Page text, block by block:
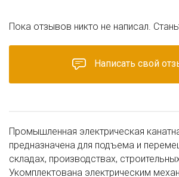
Написать свой
Пока отзывов никто не написал.
Промышленная электрическая
предназначена для подъема и
складах, производствах,
Укомплектована электрическим